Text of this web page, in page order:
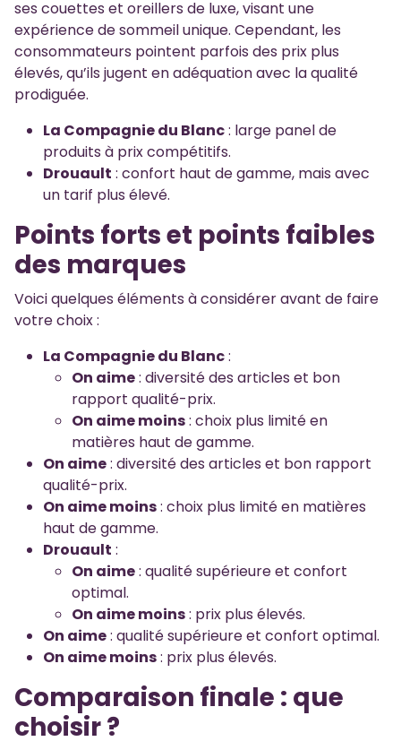
ses couettes et oreillers de luxe, visant une
expérience de sommeil unique. Cependant, les
consommateurs pointent parfois des prix plus
élevés, qu’ils jugent en adéquation avec la qualité
prodiguée.
La Compagnie du Blanc: large panel de
produits à prix compétitifs.
Drouault : confort haut de gamme, mais avec
un tarif plus élevé.
Points forts et points faibles
des marques
Voici quelques éléments à considérer avant de faire
votre choix :
La Compagnie du Blanc:
On aime: diversité des articles et bon
rapport qualité-prix.
On aime moins: choix plus limité en
matières haut de gamme.
On aime: diversité des articles et bon rapport
qualité-prix.
On aime moins: choix plus limité en matières
haut de gamme.
Drouault :
On aime: qualité supérieure et confort
optimal.
On aime moins: prix plus élevés.
On aime: qualité supérieure et confort optimal.
On aime moins: prix plus élevés.
Comparaison finale : que
choisir ?